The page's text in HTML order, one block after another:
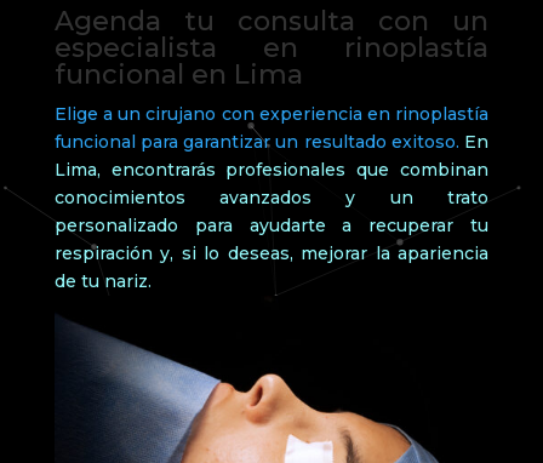
Agenda tu consulta con un
especialista en rinoplastía
funcional en Lima
Elige a un cirujano con experiencia en rinoplastía
funcional para garantizar un resultado exitoso. En
Lima, encontrarás profesionales que combinan
conocimientos avanzados y un trato
personalizado para ayudarte a recuperar tu
respiración y, si lo deseas, mejorar la apariencia
de tu nariz.